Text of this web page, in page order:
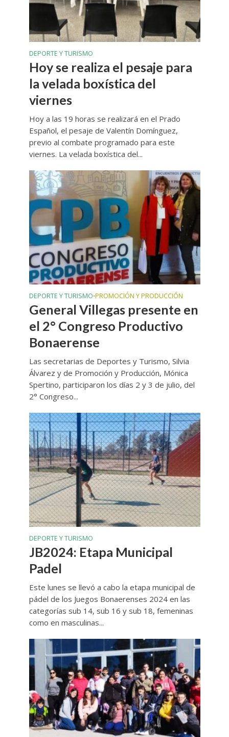
DEPORTE Y TURISMO
Hoy se realiza el pesaje para
la velada boxística del
viernes
Hoy a las 19 horas se realizará en el Prado
Español, el pesaje de Valentín Domínguez,
previo al combate programado para este
viernes. La velada boxística del...
DEPORTE Y TURISMO•PROMOCIÓN Y PRODUCCIÓN
General Villegas presente en
el 2° Congreso Productivo
Bonaerense
Las secretarias de Deportes y Turismo, Silvia
Álvarez y de Promoción y Producción, Mónica
Spertino, participaron los días 2 y 3 de julio, del
2° Congreso...
DEPORTE Y TURISMO
JB2024: Etapa Municipal
Padel
Este lunes se llevó a cabo la etapa municipal de
pádel de los Juegos Bonaerenses 2024 en las
categorías sub 14, sub 16 y sub 18, femeninas
como en masculinas...